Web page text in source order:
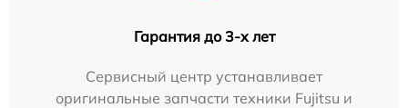
Гарантия до 3-х лет
Сервисный центр устанавливает
оригинальные запчасти техники Fujitsu и